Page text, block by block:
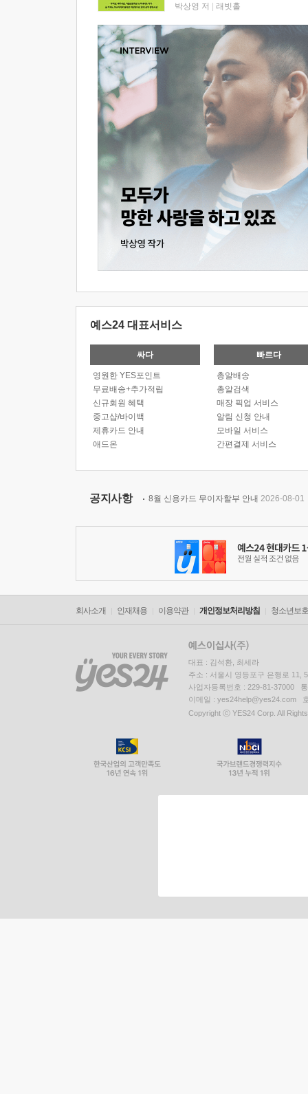
박상영 저 래빗홀
예스24 대표서비스
싸다
영원한 YES포인트
무료배송+추가적립
신규회원 혜택
중고샵/바이백
제휴카드 안내
애드온
빠르다
총알배송
총알검색
매장 픽업 서비스
알림 신청 안내
모바일 서비스
간편결제 서비스
공지사항 8월 신용카드 무이자할부 안내 2026-08-01
회사소개 인재채용 이용약관 개인정보처리방침 청소년보
대표 : 김석환, 최세라
주소 : 서울시 영등포구 은행로 11,
사업자등록번호 : 229-81-37000
이메일 : yes24help@yes24.com
Copyright ⓒ YES24 Corp. All